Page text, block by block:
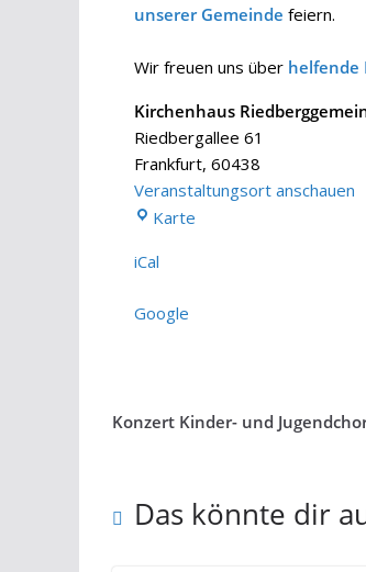
unserer Gemeinde feiern.
Wir freuen uns über helfende
Kirchenhaus
Riedbergallee 61
Frankfurt, 60438
Veranstaltungsort anschauen
Karte
iCal
Google
Konzert Kinder- und
Das könnte dir